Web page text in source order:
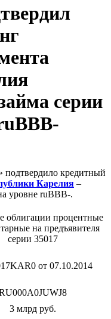
серии
подтвердило кредитный
Карелия –
уровне ruВВB-.
облигации процентные
на предъявителя
серии 35017
от 07.10.2014
3 млрд руб.